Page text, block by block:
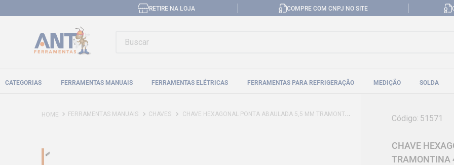
RETIRE NA LOJA COMPRE COM CNPJ NO SITE
CATEGORIAS FERRAMENTAS MANUAIS FERRAMENTAS ELÉTRICAS FERRAMENTAS PARA REFRIGERAÇÃO MEDIÇÃO SOLDA
FERRAMENTAS MANUAIS CHAVES CHAVE HEXAGONAL PONTA ABAULADA 5,5 MM TRAMONTINA 44460055 Código: 51571
CHAVE
TRAMONTINA